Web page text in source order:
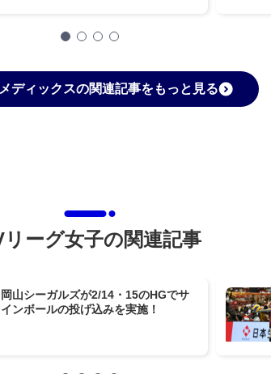
ディックスの関連記事をもっと見る
リーグ女子の関連記事
岡山シーガルズが2/14・15のHGでサ
インボールの投げ込みを実施！